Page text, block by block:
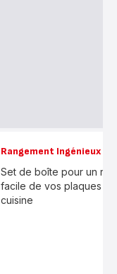
Rangement Ingénieux
Set de boîte pour un
facile de vos plaques
cuisine